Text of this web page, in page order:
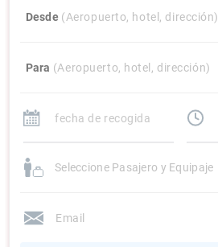
Desde (Aeropuerto, hotel, dirección)
Para (Aeropuerto, hotel, dirección)
Seleccione Pasajero y Equipaje